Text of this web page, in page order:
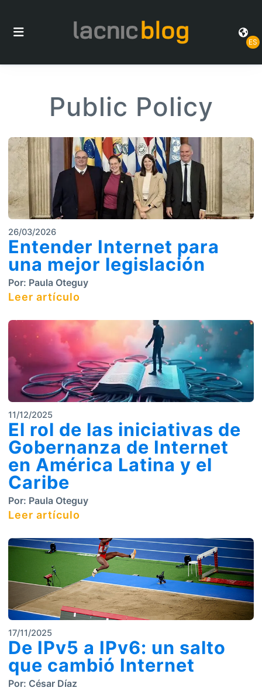
ES
Public Policy
26/03/2026
Entender Internet para
una mejor legislación
Por: Paula Oteguy
Leer artículo
11/12/2025
El rol de las iniciativas de
Gobernanza de Internet
en América Latina y el
Caribe
Por: Paula Oteguy
Leer artículo
17/11/2025
De IPv5 a IPv6: un salto
que cambió Internet
Por: César Díaz